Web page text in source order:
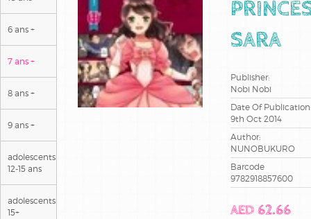
6 ans +
7 ans +
8 ans +
9 ans +
adolescents
12-15 ans
adolescents
15+
SARA
Publisher:
Nobi Nobi
Date Of Publication:
9th Oct 2014
Author:
NUNOBUKURO
Barcode
9782918857600
AED 62.66